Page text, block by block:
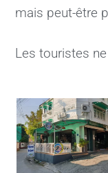
mais peut-être
Les touristes